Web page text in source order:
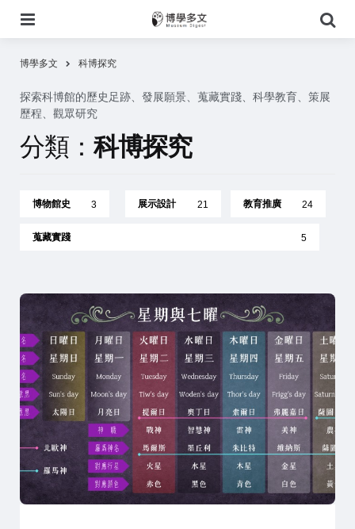
尋
博學多文 科博探究
分類： 科博探究
探索科博館的歷史足跡、發展願景、蒐藏實踐、科學教育、策展
歷程、觀眾研究
博物館史 3 展示設計 21 教育推廣 24
蒐藏實踐 5